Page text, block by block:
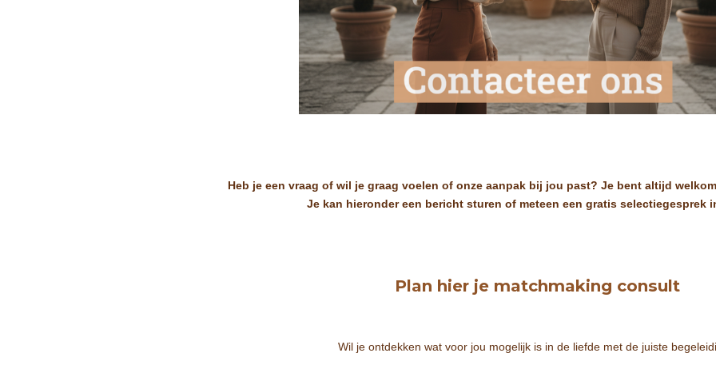
Heb je een vraag of wil je graag voelen of onze aanpak bij jou past? Je bent altijd
Je kan hieronder een bericht sturen of meteen een gratis selectiegesprek
Plan hier je matchmaking consult
Wil je ontdekken wat voor jou mogelijk is in de liefde met de juiste